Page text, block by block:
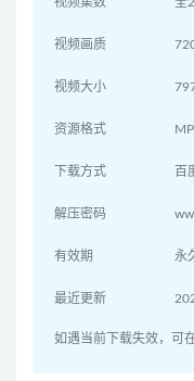
视频画质
视频大小
资源格式
下载方式 百
解压密码
有效期 永
最近更新
如遇当前下载失效，可